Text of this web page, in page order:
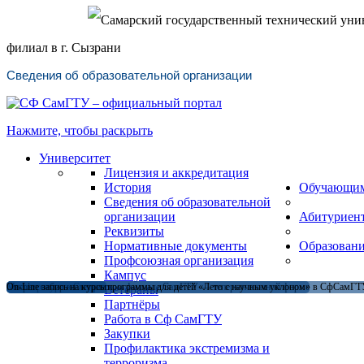
Самарский государственный технический
филиал в г. Сызрани
Сведения об образовательной организации
Нажмите, чтобы раскрыть
Университет
Лицензия и аккредитация
История
Сведения об образовательной
организации
Реквизиты
Нормативные документы
Профсоюзная организация
Кампус
Ветераны
Партнёры
Работа в Сф СамГТУ
Закупки
Профилактика экстремизма и
Магистратура в Сызранском филиале СамГТУ — теперь и в очной форме
Открыт набор на летние программы для детей «Лето с научным уклоном» в
On-Line запись на курсы